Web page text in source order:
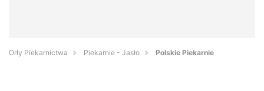
Orły Piekarnictwa Piekarnie - Jasło Polskie Piekarnie